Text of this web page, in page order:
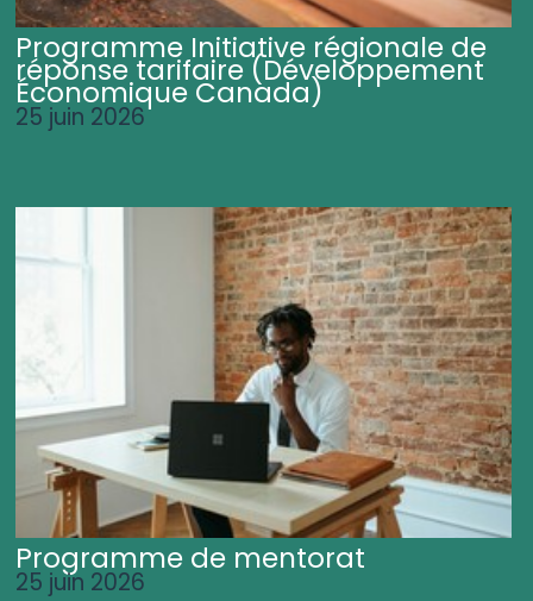
Programme Initiative régionale de
réponse tarifaire (Développement
Économique Canada)
25 juin 2026
Programme de mentorat
25 juin 2026